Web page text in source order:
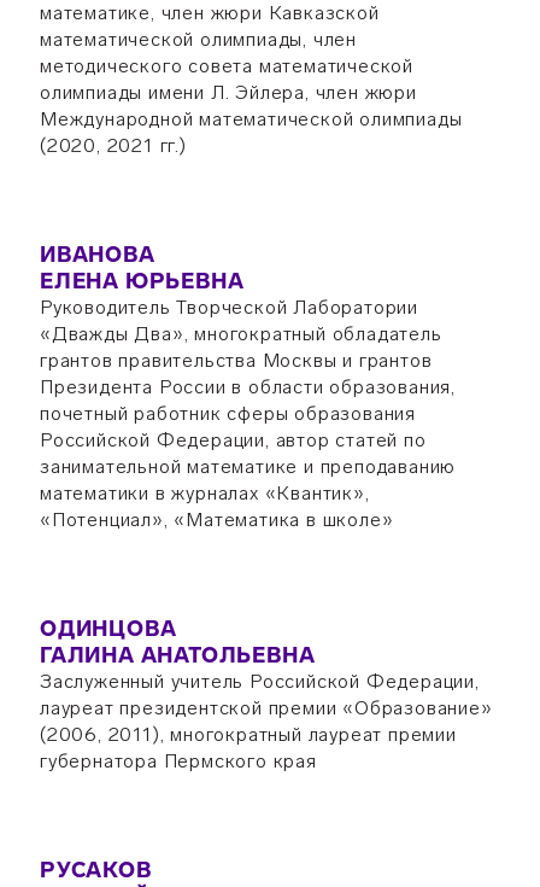
математике, член жюри Кавказской
математической олимпиады, член
методического совета математической
олимпиады имени Л. Эйлера, член жюри
Международной математической олимпиады
(2020, 2021 гг.)
ИВАНОВА
ЕЛЕНА ЮРЬЕВНА
Руководитель Творческой Лаборатории
«Дважды Два», многократный обладатель
грантов правительства Москвы и грантов
Президента России в области образования,
почетный работник сферы образования
Российской Федерации, автор статей по
занимательной математике и преподаванию
математики в журналах «Квантик»,
«Потенциал», «Математика в школе»
ОДИНЦОВА
ГАЛИНА АНАТОЛЬЕВНА
Заслуженный учитель Российской Федерации,
лауреат президентской премии «Образование»
(2006, 2011), многократный лауреат премии
губернатора Пермского края
РУСАКОВ